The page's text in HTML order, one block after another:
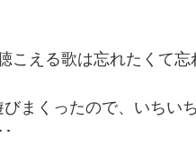
こえる歌は忘れたくて
まくったので、いちい